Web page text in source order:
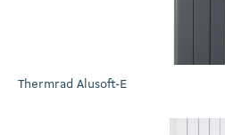
Thermrad Alusoft-E